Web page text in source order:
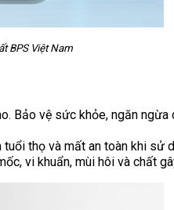
BPS Việt Nam
Bảo vệ sức khỏe, ngăn
thọ và mất an toàn khi sử
vi khuẩn, mùi hôi và chất